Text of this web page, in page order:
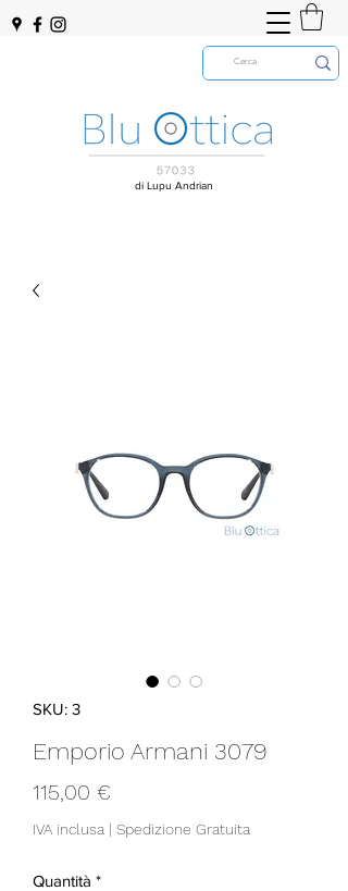
di Lupu Andrian
SKU: 3
Emporio Armani 3079
115,00 €
IVA inclusa | Spedizione Gratuita
Quantità *